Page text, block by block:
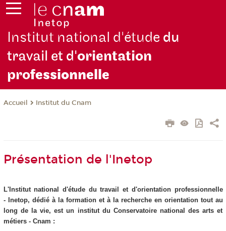
Institut national d'étude du
travail et d'orientation
professionnelle
Accueil Institut du Cnam
Présentation de l'Inetop
L'Institut national d'étude du travail et d'orientation professionnelle
- Inetop, dédié à la formation et à la recherche en orientation tout au
long de la vie, est un institut du Conservatoire national des arts et
métiers - Cnam :